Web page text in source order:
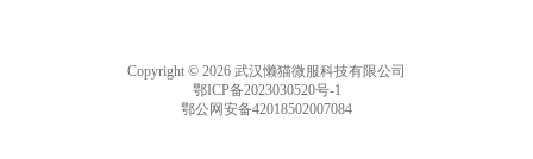
Copyright © 2026 武汉懒猫微服科技有限公司
鄂ICP备2023030520号-1
鄂公网安备42018502007084